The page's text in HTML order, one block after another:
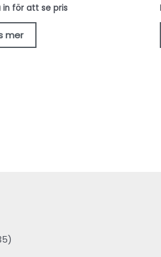
in för att se pris
mer